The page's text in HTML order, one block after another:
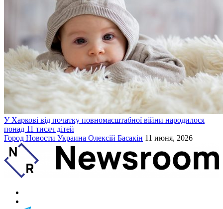
У Харкові від початку повномасштабної війни народилося
понад 11 тисяч дітей
Город Новости Украина Олексій Басакін 11 июня, 2026